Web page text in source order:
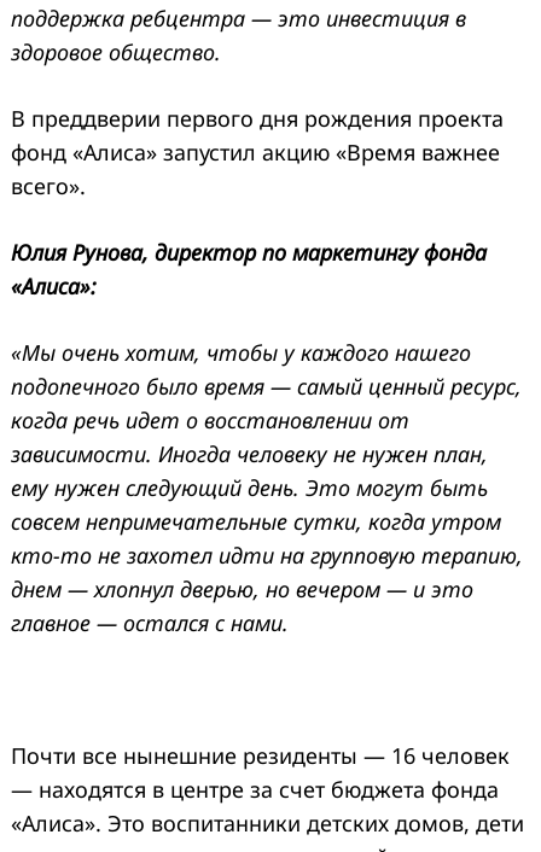
поддержка ребцентра — это инвестиция в
здоровое общество.
В преддверии первого дня рождения проекта
фонд «Алиса» запустил акцию «Время важнее
всего».
Юлия Рунова, директор по маркетингу фонда
«Алиса»:
«Мы очень хотим, чтобы у каждого нашего
подопечного было время — самый ценный ресурс,
когда речь идет о восстановлении от
зависимости. Иногда человеку не нужен план,
ему нужен следующий день. Это могут быть
совсем непримечательные сутки, когда утром
кто-то не захотел идти на групповую терапию,
днем — хлопнул дверью, но вечером — и это
главное — остался с нами.
Почти все нынешние резиденты — 16 человек
— находятся в центре за счет бюджета фонда
«Алиса». Это воспитанники детских домов, дети